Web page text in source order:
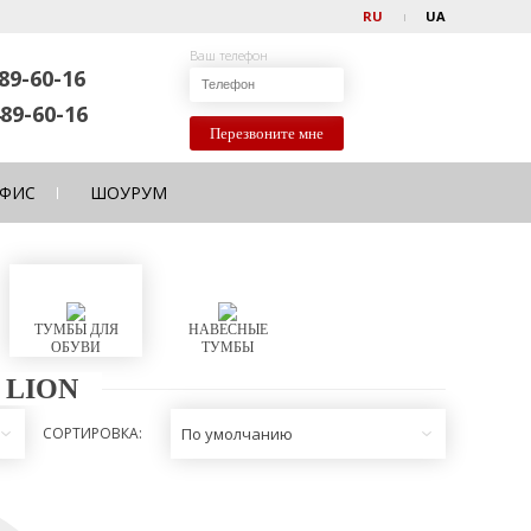
RU UA
60-16
60-16
Ваш телефон
Перезвоните мне
ШОУРУМ
ТУМБЫ ДЛЯ
ОБУВИ
НАВЕСНЫЕ
ТУМБЫ
СОРТИРОВКА: По умолчанию